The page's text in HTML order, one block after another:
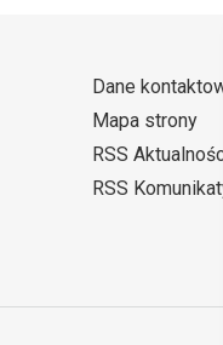
Dane
Mapa strony
RSS
RSS